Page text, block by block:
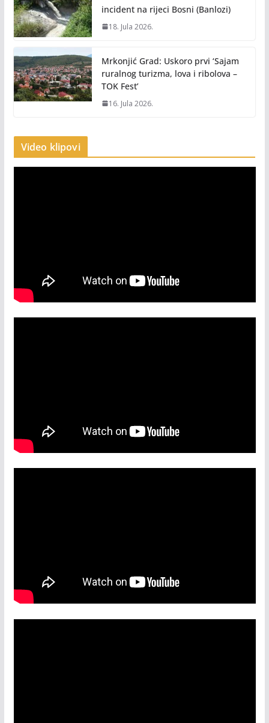
incident na rijeci Bosni (Banlozi)
18. Jula 2026.
Mrkonjić Grad: Uskoro prvi ‘Sajam
ruralnog turizma, lova i ribolova –
TOK Fest’
16. Jula 2026.
Video klipovi